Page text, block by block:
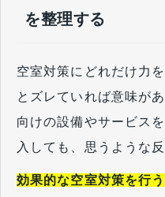
を整理する
空室対策にどれだけ力
とズレていれば意味が
向けの設備やサービス
入しても、思うような
効果的な空室対策を行